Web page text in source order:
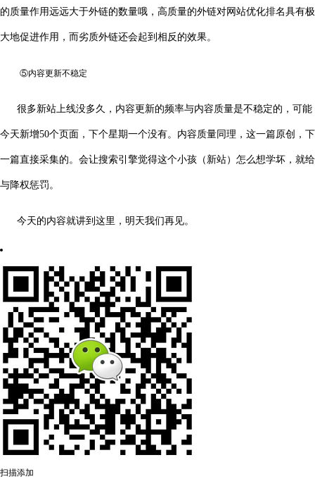
的质量作用远远大于外链的数量哦，高质量的外链对网站优化排名具有极
大地促进作用，而劣质外链还会起到相反的效果。
⑤内容更新不稳定
很多新站上线没多久，内容更新的频率与内容质量是不稳定的，可能
今天新增50个页面，下个星期一个没有。内容质量同理，这一篇原创，下
一篇直接采集的。会让搜索引擎觉得这个小孩（新站）怎么想学坏，就给
与降权惩罚。
今天的内容就讲到这里，明天我们再见。
扫描添加